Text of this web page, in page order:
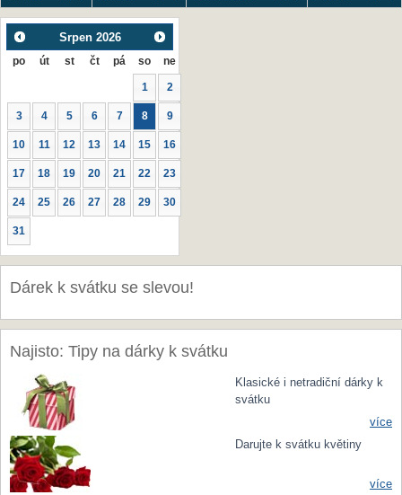
Srpen 2026
po út st čt pá so ne
1 2
3 4 5 6 7 8 9
10 11 12 13 14 15 16
17 18 19 20 21 22 23
24 25 26 27 28 29 30
31
Dárek k svátku se slevou!
Najisto: Tipy na dárky k svátku
Klasické i netradiční dárky k
svátku
více
Darujte k svátku květiny
více